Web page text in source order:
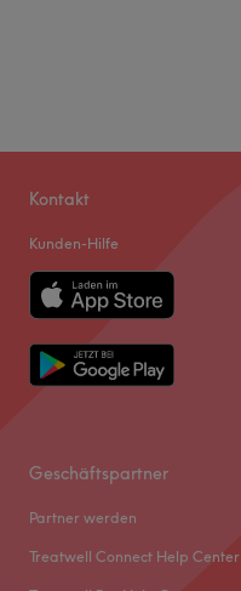
Kontakt
Kunden-Hilfe
Geschäftspartner
Partner werden
Treatwell Connect Help Center